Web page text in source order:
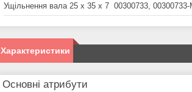
Ущільнення вала 25 x 35 x 7 00300733, 00300733-
Характеристики
Основні атрибути